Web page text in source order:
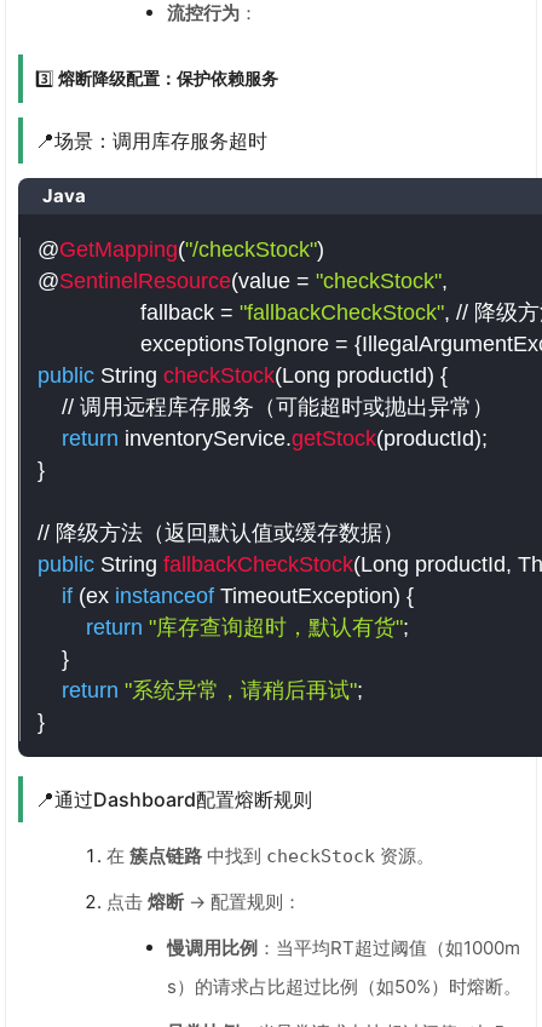
流控行为：
3️⃣熔断降级配置：保护依赖服务
📍场景：调用库存服务超时
Java
@GetMapping("/checkStock")
@SentinelResource(value = "checkStock",
                 fallback
= "fallbackCheckStock", // 降级
                 exceptionsToIgnore
= {
public String checkStock(Long productId) {
// 调用远程库存服务（可能超时或抛出异常）
return inventoryService.getStock(productId);
}
// 降级方法（返回默认值或缓存数据）
public String fallbackCheckStock(Long productId,
if (ex instanceof TimeoutException) {
return "库存查询超时，默认有货";
}
return "系统异常，请稍后再试";
}
📍通过Dashboard配置熔断规则
在 簇点链路中找到 checkStock资源。
点击 熔断→ 配置规则：
慢调用比例：当平均RT超过阈值（如1000m
s）的请求占比超过比例（如50%）时熔断。